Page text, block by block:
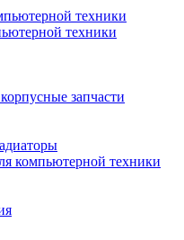
техники
техники
запчасти
компьютерной техники